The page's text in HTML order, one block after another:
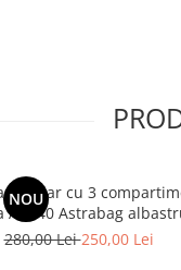
NOU
școlar cu 3
Barcelona AB340
280,00 Lei250,00 Lei